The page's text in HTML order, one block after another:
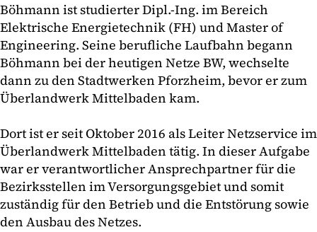
Böhmann ist studierter Dipl.-Ing. im Bereich
Elektrische Energietechnik (FH) und Master of
Engineering. Seine berufliche Laufbahn begann
Böhmann bei der heutigen Netze BW, wechselte
dann zu den Stadtwerken Pforzheim, bevor er zum
Überlandwerk Mittelbaden kam.
Dort ist er seit Oktober 2016 als Leiter Netzservice im
Überlandwerk Mittelbaden tätig. In dieser Aufgabe
war er verantwortlicher Ansprechpartner für die
Bezirksstellen im Versorgungsgebiet und somit
zuständig für den Betrieb und die Entstörung sowie
den Ausbau des Netzes.